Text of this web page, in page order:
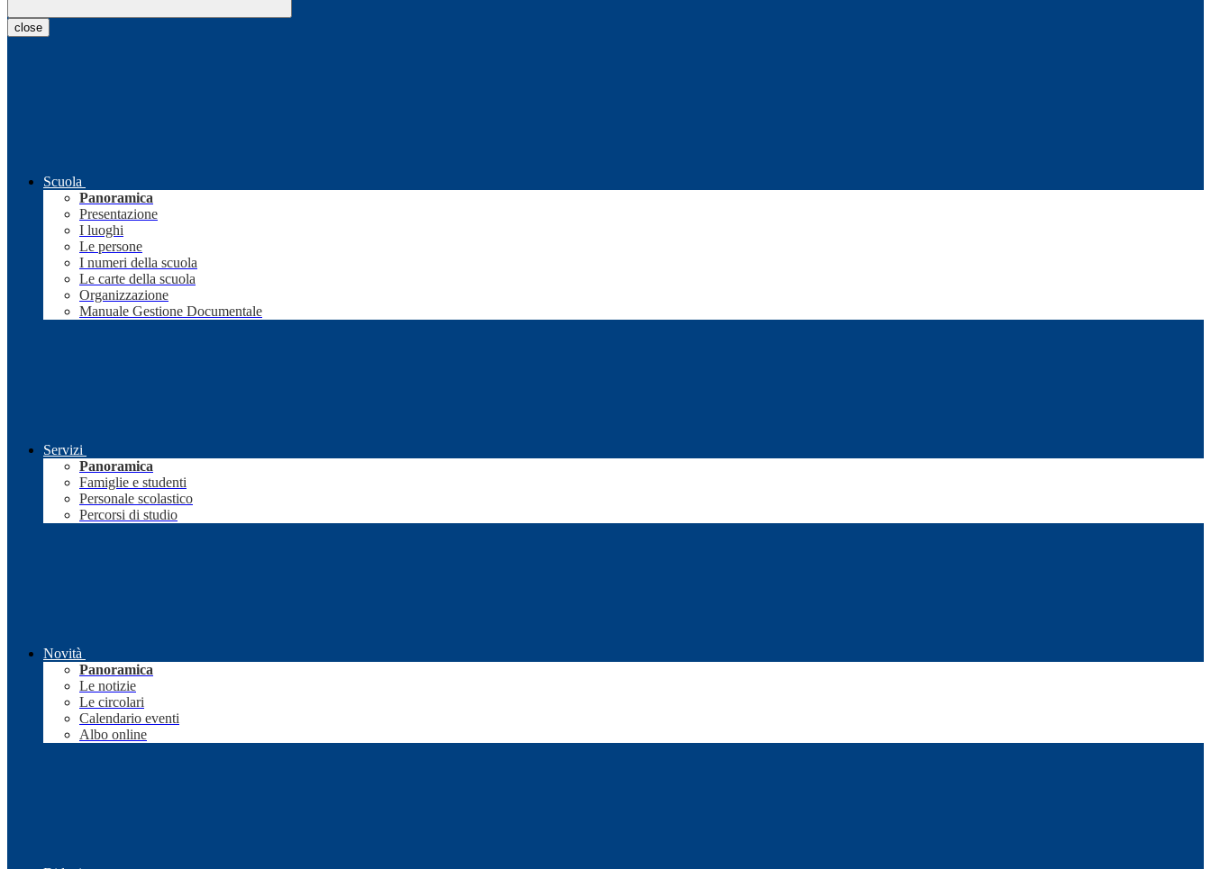
close
Scuola
Panoramica
Presentazione
I luoghi
Le persone
I numeri della scuola
Le carte della scuola
Organizzazione
Manuale Gestione Documentale
Servizi
Panoramica
Famiglie e studenti
Personale scolastico
Percorsi di studio
Novità
Panoramica
Le notizie
Le circolari
Calendario eventi
Albo online